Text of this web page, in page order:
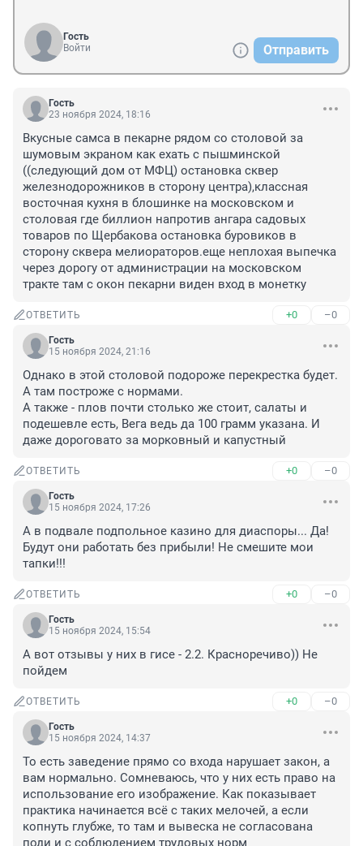
Гость
Войти
Отправить
Гость
23 ноября 2024, 18:16
Вкусные самса в пекарне рядом со столовой за
шумовым экраном как ехать с пышминской
((следующий дом от МФЦ) остановка сквер
железнодорожников в сторону центра),классная
восточная кухня в блошинке на московском и
столовая где биллион напротив ангара садовых
товаров по Щербакова остановка буровиков в
сторону сквера мелиораторов.еще неплохая выпечка
через дорогу от администрации на московском
тракте там с окон пекарни виден вход в монетку
ОТВЕТИТЬ +0 –0
Гость
15 ноября 2024, 21:16
Однако в этой столовой подороже перекрестка будет.
А там построже с нормами.
А также - плов почти столько же стоит, салаты и
подешевле есть, Вега ведь да 100 грамм указана. И
даже дороговато за морковный и капустный
ОТВЕТИТЬ +0 –0
Гость
15 ноября 2024, 17:26
А в подвале подпольное казино для диаспоры... Да!
Будут они работать без прибыли! Не смешите мои
тапки!!!
ОТВЕТИТЬ +0 –0
Гость
15 ноября 2024, 15:54
А вот отзывы у них в гисе - 2.2. Красноречиво)) Не
пойдем
ОТВЕТИТЬ +0 –0
Гость
15 ноября 2024, 14:37
То есть заведение прямо со входа нарушает закон, а
вам нормально. Сомневаюсь, что у них есть право на
использование его изображение. Как показывает
практика начинается всё с таких мелочей, а если
копнуть глубже, то там и вывеска не согласована
поди и с соблюдением трудовых норм